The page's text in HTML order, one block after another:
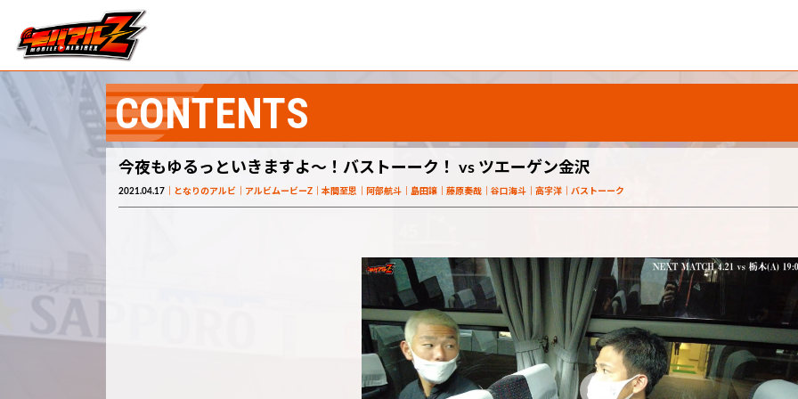
CONTENTS
今夜もゆるっといきますよ～！バストーーク！ vs ツエーゲン金沢
2021.04.17 となりのアルビ アルビムービーZ 本間至恩 阿部航斗 島田譲 藤原奏哉 谷口海斗 高宇洋 バストーーク